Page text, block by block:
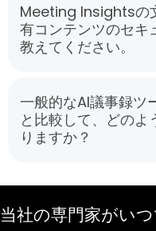
Meeting Insightsの
有コンテンツのセキ
教えてください。
一般的なAI議事録ツ
と比較して、どの
りますか？
当社の専門家がい